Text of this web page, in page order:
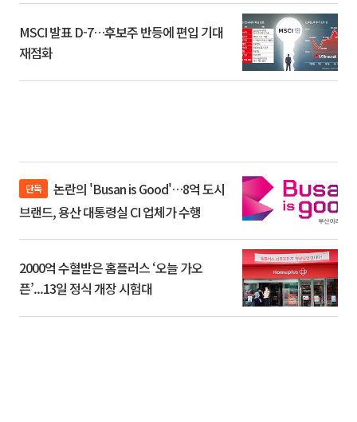
MSCI 발표 D-7…후보주 반등에 편입 기대
재점화
단독
브랜드, 용산 대통령실 CI 업체가 수행
2000억 수혈받은 홈플러스 ‘오늘 가오
픈’...13일 정식 개장 시험대